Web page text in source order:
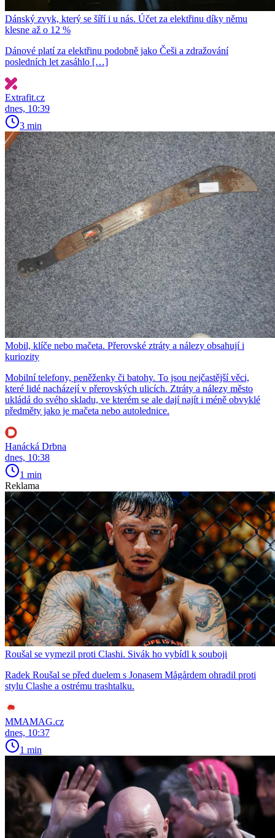
Dánský zvyk, který se šíří i u nás. Účet za elektřinu díky němu
klesne až o 12 %
Dánové platí za elektřinu podobně jako Češi a zdražování
posledních let zasáhlo […]
Extrafit.cz
dnes, 10:39
3 min
Mobil, klíče nebo mačeta. Přerovské ztráty a nálezy obsahují i
kuriozity
Mobilní telefony, peněženky či batohy. To jsou nejčastější věci,
které lidé nacházejí v přerovských ulicích. Ztráty a nálezy město
ukládá do svého skladu, ve kterém se ale dají najít i méně obvyklé
předměty jako je mačeta nebo autolednice.
Hanácká Drbna
dnes, 10:38
1 min
Reklama
Roušal se vymezil proti Clashi. Sivák ho vybídl k souboji
Radek Roušal se před duelem s Jonasem Mågårdem ohradil proti
stylu Clashe a ostrému trashtalku.
MMAMAG.cz
dnes, 10:37
1 min